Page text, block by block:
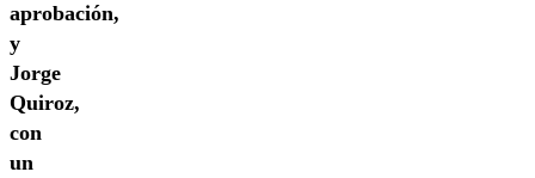
aprobación,
y
Jorge
Quiroz,
con
un